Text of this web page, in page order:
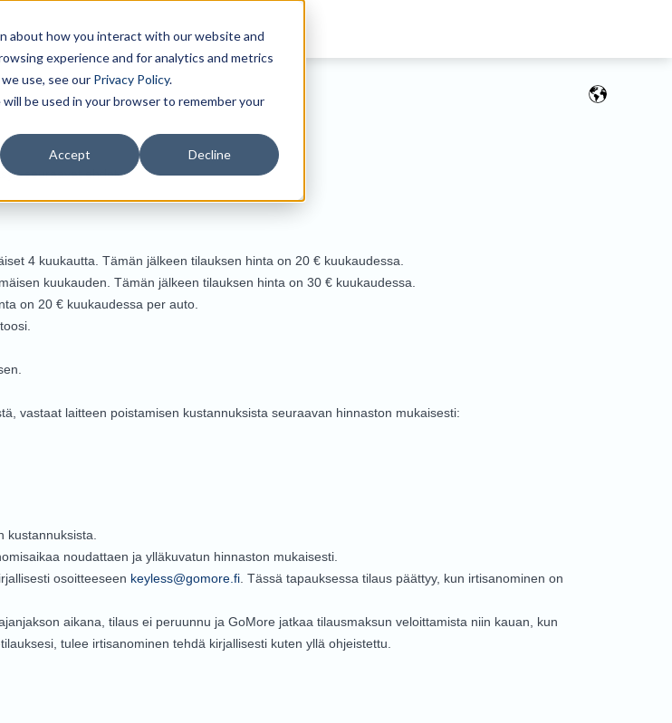
about how you interact with our website and
experience and for analytics and metrics
use, see our Privacy Policy.
be used in your browser to remember your
Accept Decline
seuraavat ehdot:
4 kuukautta. Tämän jälkeen tilauksen hinta on 20 € kuukaudessa.
kuukauden. Tämän jälkeen tilauksen hinta on 30 € kuukaudessa.
on 20 € kuukaudessa per auto.
vastaat laitteen poistamisen kustannuksista seuraavan hinnaston mukaisesti:
kustannuksista.
noudattaen ja ylläkuvatun hinnaston mukaisesti.
osoitteeseen keyless@gomore.fi. Tässä tapauksessa tilaus päättyy, kun irtisanominen on
aikana, tilaus ei peruunnu ja GoMore jatkaa tilausmaksun veloittamista niin kauan, kun
tulee irtisanominen tehdä kirjallisesti kuten yllä ohjeistettu.